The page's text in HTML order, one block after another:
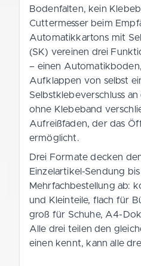
Bodenfalten, kein
Cuttermesser beim
Automatikkartons mit
(SK) vereinen drei
– einen
Aufklappen von selbst
Selbstklebeverschluss
ohne Klebeband
Aufreißfaden, der das
ermöglicht.
Drei Formate decken
Einzelartikel-Sendung
Mehrfachbestellung ab:
und Kleinteile, flach für
groß für Schuhe, A4-
Alle drei teilen den
einen kennt, kann alle